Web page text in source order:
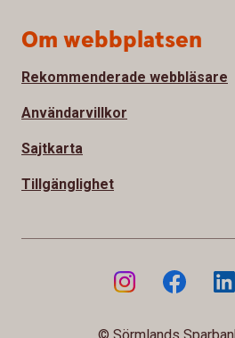
Om webbplatsen
Rekommenderade webbläsare
Användarvillkor
Sajtkarta
Tillgänglighet